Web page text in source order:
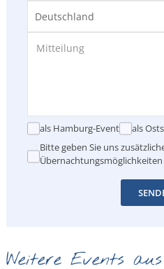
als Hamburg-Event
als
Bitte geben Sie uns
Weitere Events